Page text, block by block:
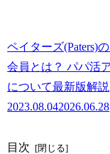
ペイターズ(Paters)
会員とは？ パパ活
について最新版解説
2023.08.042026.06.28
目次